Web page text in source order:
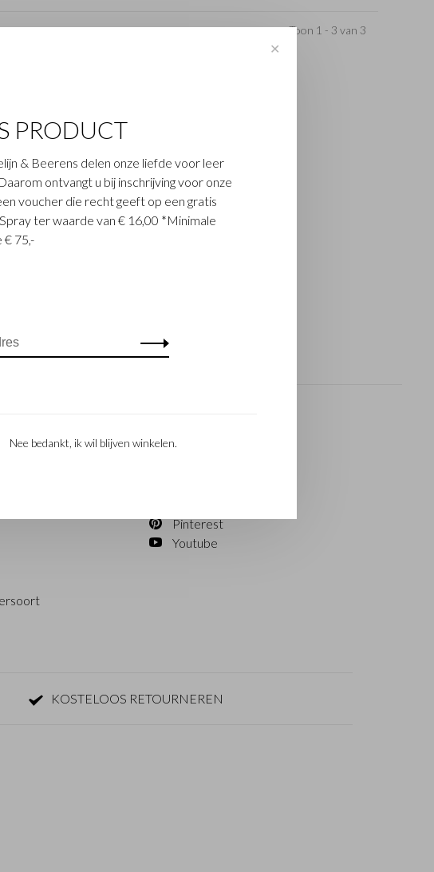
Toon 1 - 3 van 3
Pinterest
Youtube
KOSTELOOS RETOURNEREN
✕
PRODUCT
& Beerens delen onze liefde voor leer
ontvangt u bij inschrijving voor onze
voucher die recht geeft op een gratis
ter waarde van € 16,00 *Minimale
75,-
Nee bedankt, ik wil blijven winkelen.